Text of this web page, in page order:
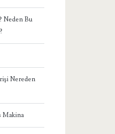
Neden Bu
Nereden
Makina